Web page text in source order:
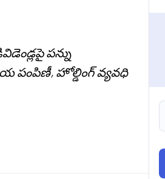
పన్ను
పంపిణీ, హోల్డింగ్ వ్యవధి